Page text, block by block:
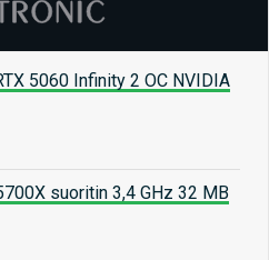
5060 Infinity 2 OC NVIDIA
suoritin 3,4 GHz 32 MB